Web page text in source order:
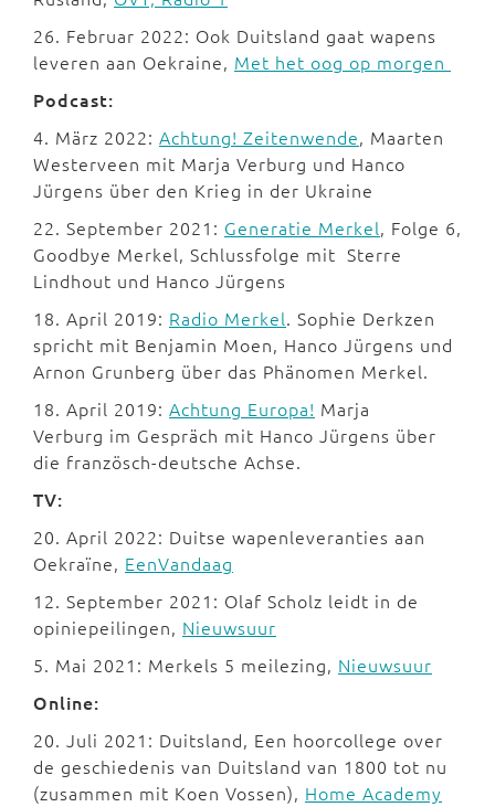
26. Februar 2022: Ook Duitsland gaat wapens
leveren aan Oekraine, Met het oog op morgen
Podcast:
4. März 2022: Achtung! Zeitenwende, Maarten
Westerveen mit Marja Verburg und Hanco
Jürgens über den Krieg in der Ukraine
22. September 2021: Generatie Merkel, Folge 6,
Goodbye Merkel, Schlussfolge mit Sterre
Lindhout und Hanco Jürgens
18. April 2019: Radio Merkel. Sophie Derkzen
spricht mit Benjamin Moen, Hanco Jürgens und
Arnon Grunberg über das Phänomen Merkel.
18. April 2019: Achtung Europa! Marja
Verburg im Gespräch mit Hanco Jürgens über
die französch-deutsche Achse.
TV:
20. April 2022: Duitse wapenleveranties aan
Oekraïne, EenVandaag
12. September 2021: Olaf Scholz leidt in de
opiniepeilingen, Nieuwsuur
5. Mai 2021: Merkels 5 meilezing, Nieuwsuur
Online:
20. Juli 2021: Duitsland, Een hoorcollege over
de geschiedenis van Duitsland van 1800 tot nu
(zusammen mit Koen Vossen), Home Academy